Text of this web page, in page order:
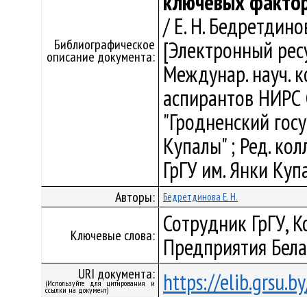
Библиографическое
описание документа:
/ Е. Н.
[Электронный
Междунар. науч.
аспирантов
"Гродненский
Купалы" ; Ред.
ГрГУ им. Янки
Авторы: Бедретдинова Е. Н.
Ключевые слова: Сотрудник ГрГУ,
Предприятия
URI документа:
(Используйте для цитирования и
ссылки на документ) https://